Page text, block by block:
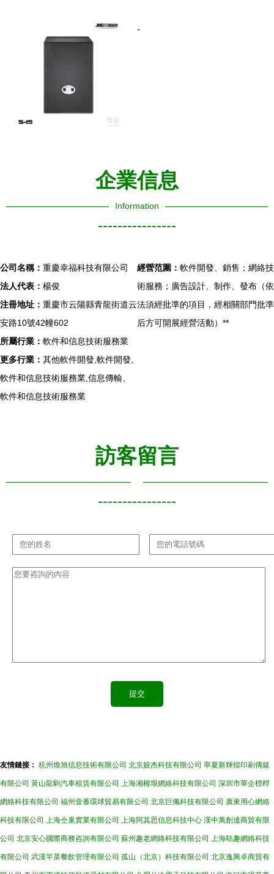
-
企業信息
Information
----------------
公司名稱： 重慶幸福科技有限公司
法人代表： 楊俊
注冊地址： 重慶市云陽縣青龍街道云
安路10號42幢602
所屬行業： 軟件和信息技術服務業
更多行業： 其他軟件開發,軟件開發,
軟件和信息技術服務業,信息傳輸、
軟件和信息技術服務業
經營范圍： 軟件開發、銷售；網絡技
術服務；廣告設計、制作、發布（依
法須經批準的項目，經相關部門批準
后方可開展經營活動）**
訪客留言
----------------
友情鏈接： 杭州煥旭信息技術有限公司 北京姣杰科技有限公司 寧夏新輝煌印刷傳媒
有限公司 黃山龍駒汽車租賃有限公司 上海湘權垠網絡科技有限公司 深圳市華企標桿
網絡科技有限公司 福州壹番環球貿易有限公司 北京巨佩科技有限公司 廣東用心網絡
科技有限公司 上海仝巢實業有限公司 上海阿其思信息科技中心 漢中萬創達商貿有限
公司 北京安心國際商務咨詢有限公司 蘇州趣老網絡科技有限公司 上海咕趣網絡科技
有限公司 武漢羋菜餐飲管理有限公司 孤山（北京）科技有限公司 北京逸興卓商貿有